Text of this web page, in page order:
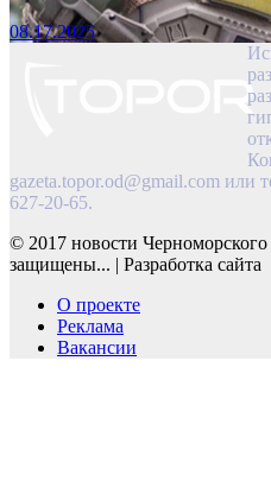
08.17.2025
gazeta.topor.od@gmail.com или
627-20-65.
© 2017 новости Черноморского
защищены... | Разработка сайта
О проекте
Реклама
Вакансии